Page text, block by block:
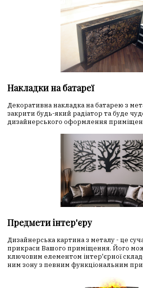
Накладки на батареї
Декоративна накладка на батарею з
закрити будь-який радіатор та буде
дизайнерського оформлення
Предмети інтер'єру
Дизайнерська картина з металу - це
прикраси Вашого приміщення. Його
ключовим елементом інтер'єрної
ним зону з певним функціональним